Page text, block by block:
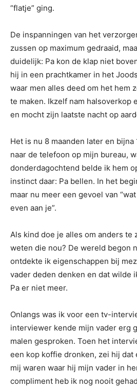
“flatje” ging.
De inspanningen van het
zussen op maximum gedraaid,
duidelijk: Pa kon de klap niet
hij in een prachtkamer in het
waar men alles deed om het hem
te maken. Ikzelf nam halsoverkop
en mocht zijn laatste nacht op
Het is nu 8 maanden later en bijna
naar de telefoon op mijn bureau,
donderdagochtend belde ik hem
instinct daar: Pa bellen. In het
maar nu meer een gevoel van
even aan je”.
Als kind doe je alles om anders te
weten die nou? De wereld begon
ontdekte ik eigenschappen bij
vader deden denken en dat wilde
Pa er niet meer.
Onlangs was ik voor een tv-
interviewer kende mijn vader erg
malen gesproken. Toen het
een kop koffie dronken, zei hij dat
mij waren waar hij mijn vader in
compliment heb ik nog nooit